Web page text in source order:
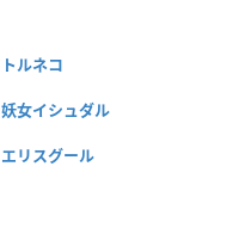
トルネコ
妖女イシュダル
エリスグール